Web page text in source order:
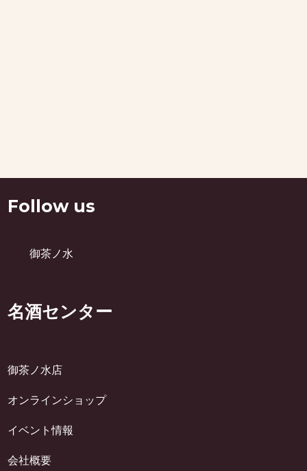
Follow us
御茶ノ水
名酒センター
御茶ノ水店
オンラインショップ
イベント情報
会社概要